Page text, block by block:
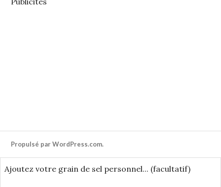
Propulsé par WordPress.com.
votre